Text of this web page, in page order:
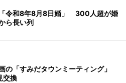
令和8年8月8日婚」 300人超が婚
ら長い列
の「すみだタウンミーティング」
交換